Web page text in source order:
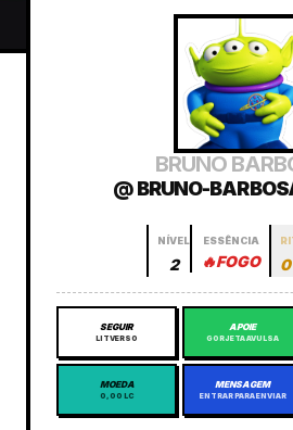
BRUNO
@ BRUNO-
NÍVEL
2
ESSÊNCIA
🔥FOGO 0
SEGUIR
LITVERSO
APOIE
GORJETA AVULSA
MOEDA
0,00 LC
MENSAGEM
ENTRAR PARA ENVIAR